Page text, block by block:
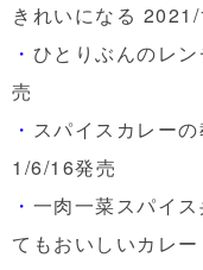
きれいになる
・ ひとりぶんのレ
売
・ スパイスカレー
1/6/16発売
・ 一肉一菜スパイ
てもおいしいカレ